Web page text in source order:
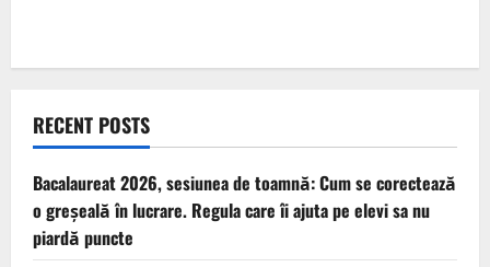
RECENT POSTS
Bacalaureat 2026, sesiunea de toamnă: Cum se corectează
o greșeală în lucrare. Regula care îi ajuta pe elevi sa nu
piardă puncte